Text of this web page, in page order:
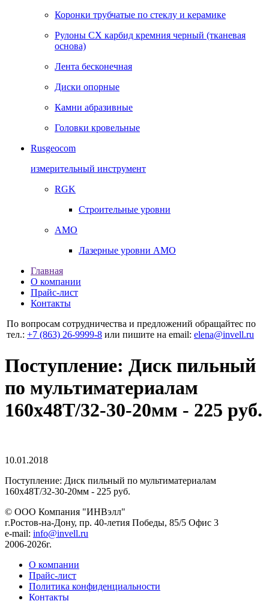
Коронки трубчатые по стеклу и керамике
Рулоны CX карбид кремния черный (тканевая
основа)
Лента бесконечная
Диски опорные
Камни абразивные
Головки кровельные
Rusgeocom
измерительный инструмент
RGK
Строительные уровни
AMO
Лазерные уровни AMO
Главная
О компании
Прайс-лист
Контакты
По вопросам сотрудничества и предложений обращайтес по
тел.: +7 (863) 26‐9999‐8 или пишите на email: elena@invell.ru
Поступление: Диск пильный
по мультиматериалам
160x48T/32-30-20мм - 225 руб.
10.01.2018
Поступление: Диск пильный по мультиматериалам
160x48T/32-30-20мм - 225 руб.
© ООО Компания "ИНВэлл"
г.Ростов-на-Дону, пр. 40-летия Победы, 85/5 Офис 3
e-mail: info@invell.ru
2006-2026г.
О компании
Прайс-лист
Политика конфиденциальности
Контакты